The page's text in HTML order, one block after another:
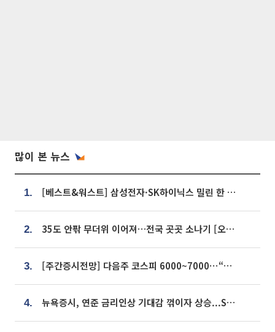
많이 본 뉴스
1. [베스트&워스트] 삼성전자·SK하이닉스 밀린 한 주…상상인증권은 85% 급등
2. 35도 안팎 무더위 이어져…전국 곳곳 소나기 [오늘 날씨]
3. [주간증시전망] 다음주 코스피 6000~7000⋯“外人 수급은 정책이 변수”
4. 뉴욕증시, 연준 금리인상 기대감 꺾이자 상승...S&P500 사상 최고치 [종합]